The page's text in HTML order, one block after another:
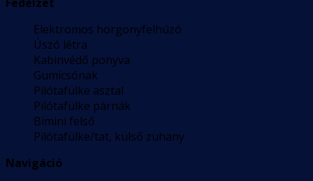
Fedélzet
Elektromos horgonyfelhúzó
Úszó létra
Kabinvédő ponyva
Gumicsónak
Pilótafülke asztal
Pilótafülke párnák
Bimini felső
Pilótafülke/tat, külső zuhany
Navigáció